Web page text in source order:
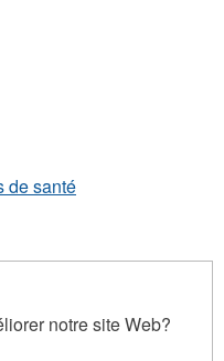
de santé
notre site Web?